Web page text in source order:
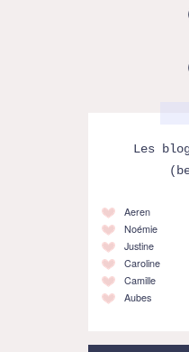
Les
Aeren
Noémie
Justine
Caroline
Camille
Aubes